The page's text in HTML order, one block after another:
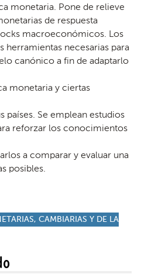
monetaria. Pone de relieve
de respuesta
macroeconómicos. Los
herramientas necesarias para
canónico a fin de adaptarlo
monetaria y ciertas
países. Se emplean estudios
reforzar los conocimientos
a comparar y evaluar una
posibles.
CAMBIARIAS Y DE LA